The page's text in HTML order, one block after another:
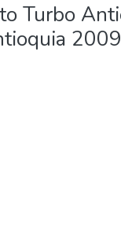
Turbo
2009